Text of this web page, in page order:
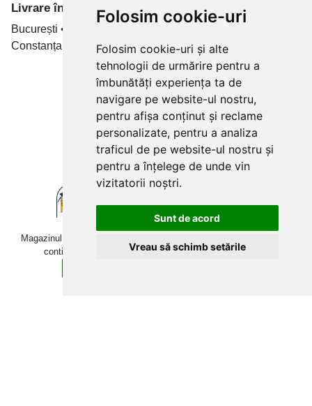
Folosim cookie-uri
Folosim cookie-uri și alte
tehnologii de urmărire pentru a
îmbunătăți experiența ta de
navigare pe website-ul nostru,
pentru afișa conținut și reclame
personalizate, pentru a analiza
traficul de pe website-ul nostru și
pentru a înțelege de unde vin
vizitatorii noștri.
Sunt de acord
Vreau să schimb setările
Magazinul online betoniera-roaba.ro folosește cookies. Navigând în
continuare, îți exprimi acordul pentru folosirea acestora.
Livrare în toate țară
București • Cluj-Napoca • Brașov • Timișoara • Iași •
Constanța • Craiova
Plăți cu card bancar prin